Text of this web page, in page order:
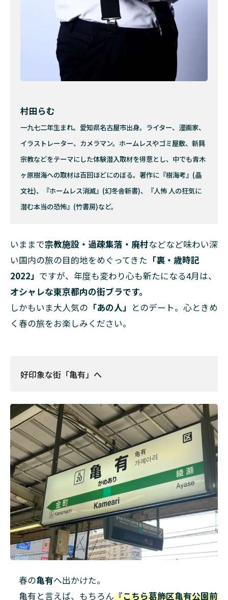
村田らむ
一九七二年生まれ。愛知県名古屋市出身。ライター、漫画家、
イラストレーター、カメラマン。ホームレスやゴミ屋敷、新興
宗教などをテーマにした体験潜入取材を得意とし、中でも青木
ヶ原樹海への取材は百回ほどにのぼる。著作に『樹海考』(晶
文社)、『ホームレス消滅』(幻冬舎新書)、『人怖 人の狂気に
潜む本当の恐怖』(竹書房)など。
いままで宗教施設・過疎集落・廃村などなど味わい深
い国内の旅の目的地をめぐってきた 「裏・歳時記
2022」 ですが、年度も変わり心も新たになる4月は、
オシャレな東京都内の街ブラです。
しかもいま大人気の 「あの人」 とのデート。心ときめ
く春の旅をお楽しみください。
好印象な街「亀有」へ
春の亀有へ出かけた。
亀有と言えば、もちろん『こちら葛飾区亀有公園前